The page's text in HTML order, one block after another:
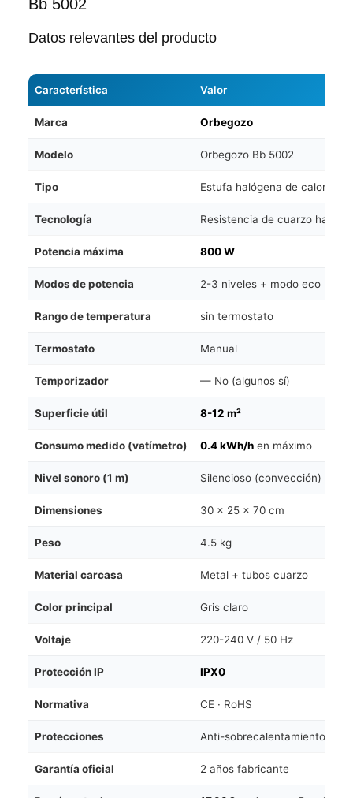
Bb 5002
Datos relevantes del producto
Característica Valor
Marca Orbegozo
Modelo Orbegozo Bb 5002
Tipo Estufa halógena de calor por
Tecnología Resistencia de cuarzo
Potencia máxima 800 W
Modos de potencia 2-3 niveles + modo eco
Rango de temperatura sin termostato
Termostato Manual
Temporizador — No (algunos sí)
Superficie útil 8-12 m²
Consumo medido (vatímetro) 0.4 kWh/hen máximo
Nivel sonoro (1 m) Silencioso (convección)
Dimensiones 30 × 25 × 70 cm
Peso 4.5 kg
Material carcasa Metal + tubos cuarzo
Color principal Gris claro
Voltaje 220-240 V / 50 Hz
Protección IP IPX0
Normativa CE · RoHS
Protecciones Anti-sobrecalentamiento ·
Garantía oficial 2 años fabricante